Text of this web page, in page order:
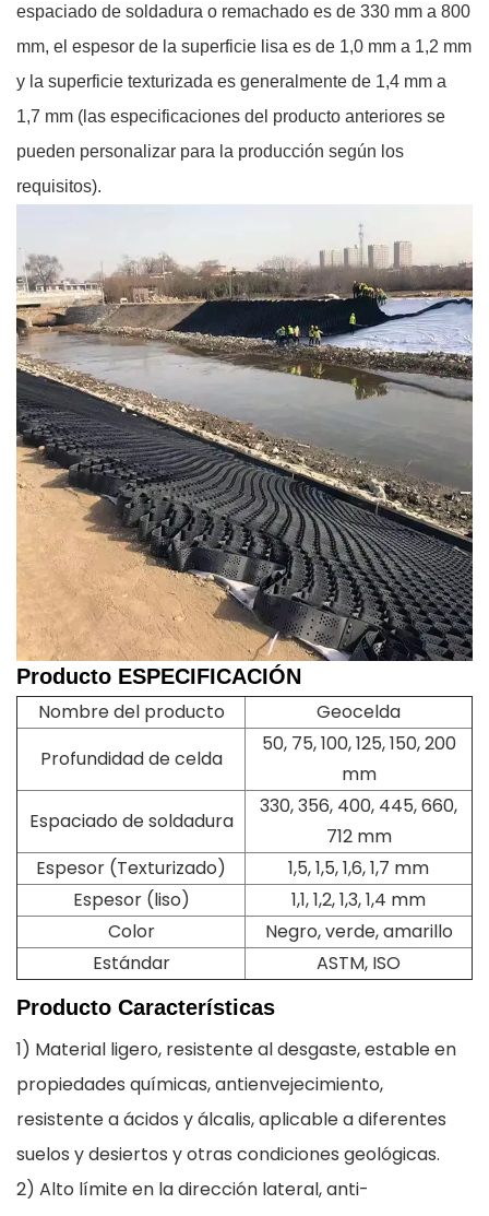
espaciado de soldadura o remachado es de 330 mm a 800
mm, el espesor de la superficie lisa es de 1,0 mm a 1,2 mm
y la superficie texturizada es generalmente de 1,4 mm a
1,7 mm (las especificaciones del producto anteriores se
pueden personalizar para la producción según los
requisitos).
Producto ESPECIFICACIÓN
Nombre del producto
Geocelda
Profundidad de celda
50, 75, 100, 125, 150, 200
mm
Espaciado de soldadura
330, 356, 400, 445, 660,
712 mm
Espesor (Texturizado)
1,5, 1,5, 1,6, 1,7 mm
Espesor (liso)
1,1, 1,2, 1,3, 1,4 mm
Color
Negro, verde, amarillo
Estándar
ASTM, ISO
Producto Características
1) Material ligero, resistente al desgaste, estable en
propiedades químicas, antienvejecimiento,
resistente a ácidos y álcalis, aplicable a diferentes
suelos y desiertos y otras condiciones geológicas.
2) Alto límite en la dirección lateral, anti-